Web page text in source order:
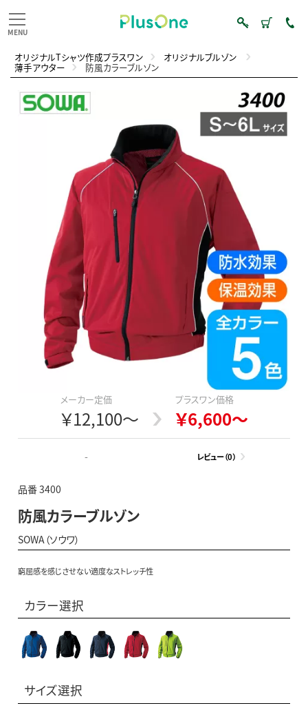
オリジナルTシャツ作成プラスワン オリジナルブルゾン
薄手アウター 防風カラーブルゾン
メーカー定価
￥12,100～
プラスワン価格
￥6,600～
- レビュー（0）
品番 3400
防風カラーブルゾン
SOWA（ソウワ）
窮屈感を感じさせない適度なストレッチ性
カラー選択
サイズ選択